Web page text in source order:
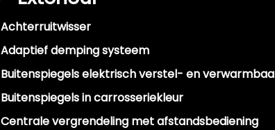
Achterruitwisser
Adaptief demping systeem
Buitenspiegels elektrisch verstel- en
Buitenspiegels in carrosseriekleur
Centrale vergrendeling met afstandsbediening